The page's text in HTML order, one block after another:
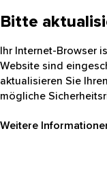
Bitte
Ihr Internet-Browser
Website sind
aktualisieren Sie
mögliche
Weitere